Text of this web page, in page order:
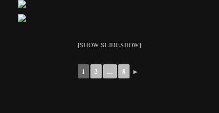
[SHOW SLIDESHOW]
1 2 ... 8 ►